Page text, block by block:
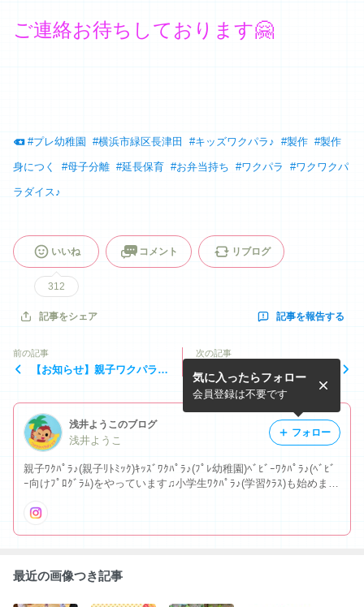
ご連絡お待ちしております🤗
#プレ幼稚園 #横浜市緑区長津田 #キッズワクパラ♪ #製作 #製作
身につく #母子分離 #延長保育 #お弁当持ち #ワクパラ #ワクワクパ
ラダイス♪
いいね
312
コメント リブログ
記事をシェア 記事を報告する
前の記事
【お知らせ】親子ワクパラ♪
次の記事
2026年あけましておめでと
うございます
浅井ようこのブログ
浅井ようこ
親子ﾜｸﾊﾟﾗ♪(親子ﾘﾄﾐｯｸ)ｷｯｽﾞﾜｸﾊﾟﾗ♪(ﾌﾟﾚ幼稚園)ﾍﾞﾋﾞｰﾜｸﾊﾟﾗ♪(ﾍﾞﾋﾞ
ｰ向けﾌﾟﾛｸﾞﾗﾑ)をやっています♫小学生ﾜｸﾊﾟﾗ♪(学習ｸﾗｽ)も始めまし
です☆
気に入ったらフォロー
会員登録は不要です
フォロー
最近の画像つき記事